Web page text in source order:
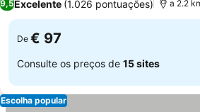
9,5Excelente (1.026 pontuações) a 2.2
De € 97
Consulte os preços de 15 sites
Escolha popular